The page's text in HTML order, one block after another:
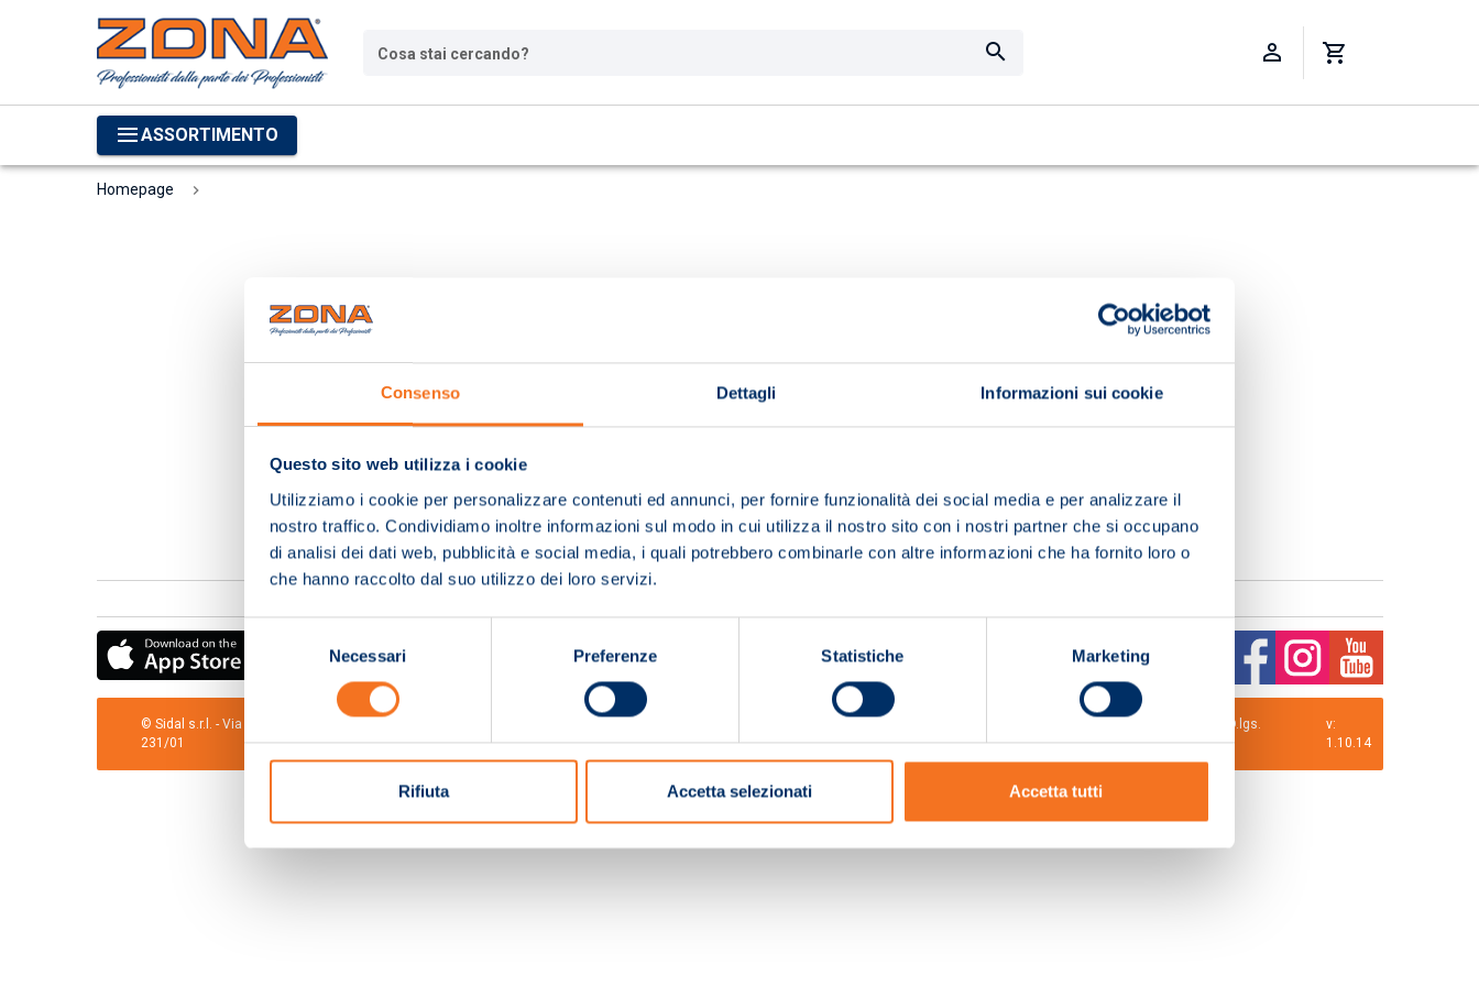
Consenso Dettagli Informazioni sui cookie
Questo sito web utilizza i cookie
Utilizziamo i cookie per personalizzare contenuti ed annunci, per fornire funzionalità dei social media e per analizzare il
nostro traffico. Condividiamo inoltre informazioni sul modo in cui utilizza il nostro sito con i nostri partner che si occupano
di analisi dei dati web, pubblicità e social media, i quali potrebbero combinarle con altre informazioni che ha fornito loro o
che hanno raccolto dal suo utilizzo dei loro servizi.
Selezione
consenso
Necessari Preferenze Statistiche Marketing
Rifiuta Accetta selezionati Accetta tutti
Cosa stai cercando?
ASSORTIMENTO
Homepage
© Sidal s.r.l. - Via S.Agostino,50, 51100 Pistoia - Cod.Fisc. e Registro Imprese Pistoia 01680210505 – R.E.A. n.155974 - Cap.Soc. € 2.000.000,00 i.v. La Società adotta il Codice Etico D.lgs.
231/01
v:
1.10.14